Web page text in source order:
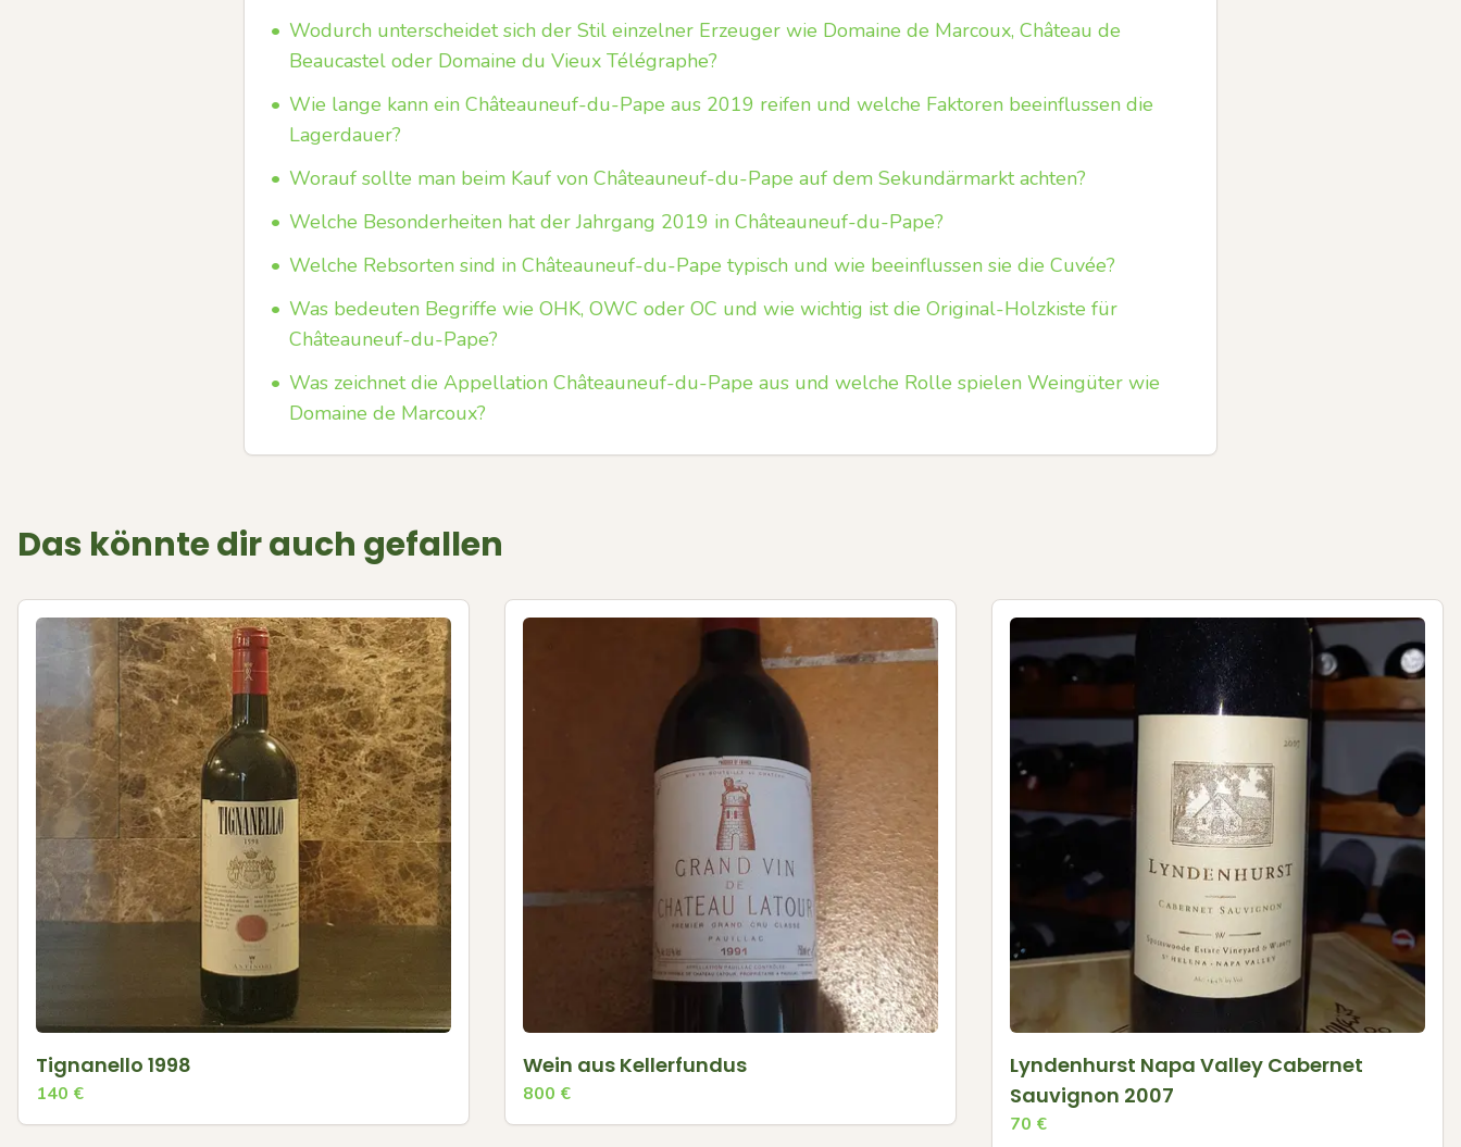
• Wodurch unterscheidet sich der Stil einzelner Erzeuger wie Domaine de Marcoux, Château de
Beaucastel oder Domaine du Vieux Télégraphe?
• Wie lange kann ein Châteauneuf-du-Pape aus 2019 reifen und welche Faktoren beeinflussen die
Lagerdauer?
• Worauf sollte man beim Kauf von Châteauneuf-du-Pape auf dem Sekundärmarkt achten?
• Welche Besonderheiten hat der Jahrgang 2019 in Châteauneuf-du-Pape?
• Welche Rebsorten sind in Châteauneuf-du-Pape typisch und wie beeinflussen sie die Cuvée?
• Was bedeuten Begriffe wie OHK, OWC oder OC und wie wichtig ist die Original-Holzkiste für
Châteauneuf-du-Pape?
• Was zeichnet die Appellation Châteauneuf-du-Pape aus und welche Rolle spielen Weingüter wie
Domaine de Marcoux?
Das könnte dir auch gefallen
Tignanello 1998
140 €
Wein aus Kellerfundus
800 €
Lyndenhurst Napa Valley Cabernet
Sauvignon 2007
70 €